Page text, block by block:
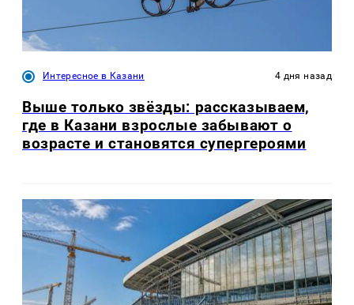
Интересное в Казани 4 дня назад
Выше только звёзды: рассказываем,
где в Казани взрослые забывают о
возрасте и становятся супергероями